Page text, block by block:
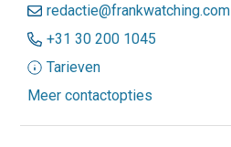
redactie@frankwatching.com
+31 30 200 1045
Tarieven
Meer contactopties